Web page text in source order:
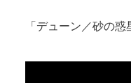
「デューン／砂の